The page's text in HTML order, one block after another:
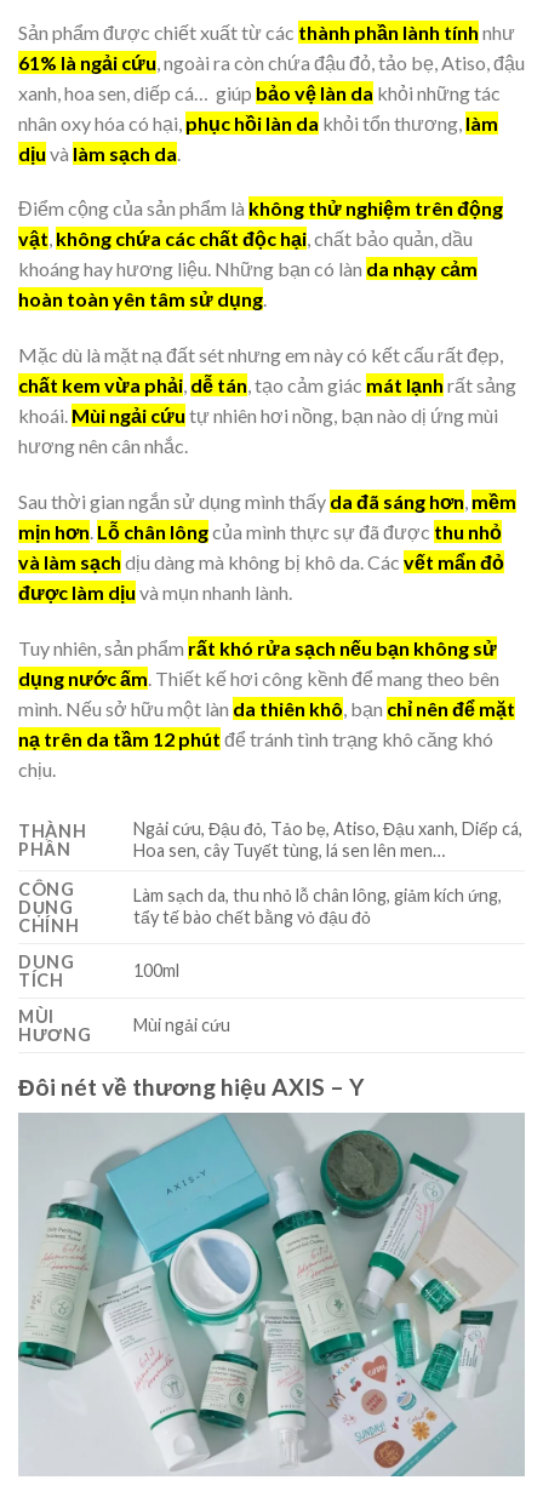
Sản phẩm được chiết xuất từ các thành phần lành tính như
61% là ngải cứu , ngoài ra còn chứa đậu đỏ, tảo bẹ, Atiso, đậu
xanh, hoa sen, diếp cá… giúp bảo vệ làn da khỏi những tác
nhân oxy hóa có hại, phục hồi làn da khỏi tổn thương, làm
dịu và làm sạch da
Điểm cộng của sản phẩm là không thử nghiệm trên động
vật, không chứa các chất độc hại, chất bảo quản, dầu
khoáng hay hương liệu. Những bạn có làn da nhạy cảm
hoàn toàn yên tâm sử dụng.
Mặc dù là mặt nạ đất sét nhưng em này có kết cấu rất đẹp,
chất kem vừa phải, dễ tán, tạo cảm giác mát lạnh rất sảng
khoái. Mùi ngải cứu tự nhiên hơi nồng, bạn nào dị ứng mùi
hương nên cân nhắc.
Sau thời gian ngắn sử dụng mình thấy da đã sáng hơn, mềm
mịn hơn. Lỗ chân lôngcủa mình thực sự đã được thu nhỏ
và làm sạch dịu dàng mà không bị khô da. Các vết mẩn đỏ
được làm dịu và mụn nhanh lành.
Tuy nhiên, sản phẩm rất khó rửa sạch nếu bạn không sử
dụng nước ấm . Thiết kế hơi công kềnh để mang theo bên
mình. Nếu sở hữu một làn da thiên khô , bạn chỉ nên để mặt
nạ trên da tầm 12 phút để tránh tình trạng khô căng khó
chịu.
THÀNH
PHẦN
Ngải cứu, Đậu đỏ, Tảo bẹ, Atiso, Đậu xanh, Diếp cá,
Hoa sen, cây Tuyết tùng, lá sen lên men…
CÔNG
DỤNG
CHÍNH
Làm sạch da, thu nhỏ lỗ chân lông, giảm kích ứng,
tẩy tế bào chết bằng vỏ đậu đỏ
DUNG
TÍCH
100ml
MÙI
HƯƠNG
Mùi ngải cứu
Đôi nét về thương hiệu AXIS – Y